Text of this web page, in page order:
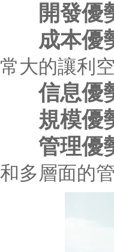
開發優
成本優
常大的讓利
信息優
規模優
管理優
和多層面的